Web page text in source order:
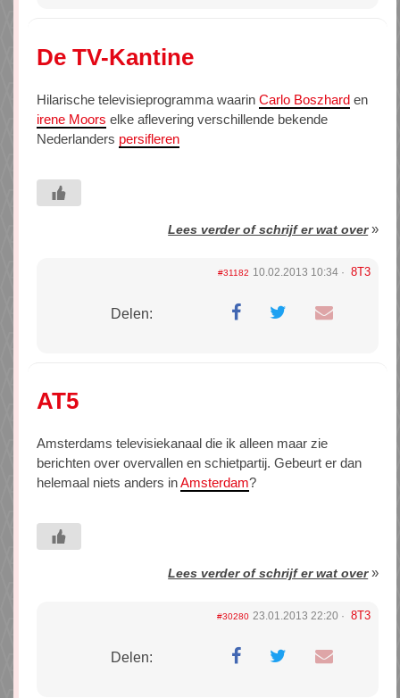
De TV-Kantine
Hilarische televisieprogramma waarin Carlo Boszhard en
irene Moors elke aflevering verschillende bekende
Nederlanders persifleren
Lees verder of schrijf er wat over»
#31182 10.02.2013 10:34 8T3
Delen:
AT5
Amsterdams televisiekanaal die ik alleen maar zie
berichten over overvallen en schietpartij. Gebeurt er dan
helemaal niets anders inAmsterdam?
Lees verder of schrijf er wat over»
#30280 23.01.2013 22:20 8T3
Delen: